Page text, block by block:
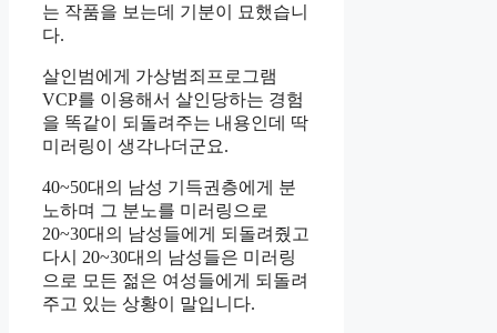
는 작품을 보는데 기분이 묘했습니
다.
살인범에게 가상범죄프로그램
VCP를 이용해서 살인당하는 경험
을 똑같이 되돌려주는 내용인데 딱
미러링이 생각나더군요.
40~50대의 남성 기득권층에게 분
노하며 그 분노를 미러링으로
20~30대의 남성들에게 되돌려줬고
다시 20~30대의 남성들은 미러링
으로 모든 젊은 여성들에게 되돌려
주고 있는 상황이 말입니다.